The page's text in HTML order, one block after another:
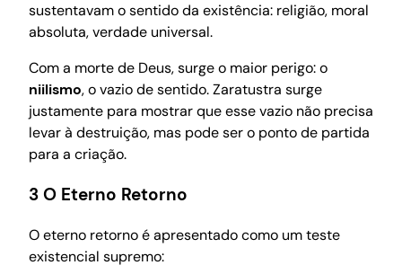
sustentavam o sentido da existência: religião, moral
absoluta, verdade universal.
Com a morte de Deus, surge o maior perigo: o
niilismo, o vazio de sentido. Zaratustra surge
justamente para mostrar que esse vazio não precisa
levar à destruição, mas pode ser o ponto de partida
para a criação.
3 O Eterno Retorno
O eterno retorno é apresentado como um teste
existencial supremo: